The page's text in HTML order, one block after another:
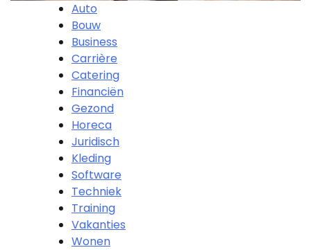
Auto
Bouw
Business
Carrière
Catering
Financiën
Gezond
Horeca
Juridisch
Kleding
Software
Techniek
Training
Vakanties
Wonen